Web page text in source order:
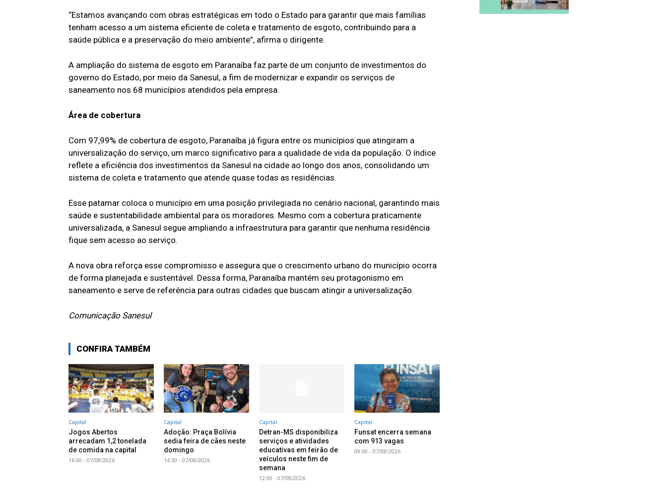
“Estamos avançando com obras estratégicas em todo o Estado para garantir que mais famílias
tenham acesso a um sistema eficiente de coleta e tratamento de esgoto, contribuindo para a
saúde pública e a preservação do meio ambiente”, afirma o dirigente.
A ampliação do sistema de esgoto em Paranaíba faz parte de um conjunto de investimentos do
governo do Estado, por meio da Sanesul, a fim de modernizar e expandir os serviços de
saneamento nos 68 municípios atendidos pela empresa.
Área de cobertura
Com 97,99% de cobertura de esgoto, Paranaíba já figura entre os municípios que atingiram a
universalização do serviço, um marco significativo para a qualidade de vida da população. O índice
reflete a eficiência dos investimentos da Sanesul na cidade ao longo dos anos, consolidando um
sistema de coleta e tratamento que atende quase todas as residências.
Esse patamar coloca o município em uma posição privilegiada no cenário nacional, garantindo mais
saúde e sustentabilidade ambiental para os moradores. Mesmo com a cobertura praticamente
universalizada, a Sanesul segue ampliando a infraestrutura para garantir que nenhuma residência
fique sem acesso ao serviço.
A nova obra reforça esse compromisso e assegura que o crescimento urbano do município ocorra
de forma planejada e sustentável. Dessa forma, Paranaíba mantém seu protagonismo em
saneamento e serve de referência para outras cidades que buscam atingir a universalização.
Comunicação Sanesul
CONFIRA TAMBÉM
Capital
Jogos Abertos
arrecadam 1,2 tonelada
de comida na capital
16:00 - 07/08/2026
Capital
Adoção: Praça Bolívia
sedia feira de cães neste
domingo
14:30 - 07/08/2026
Capital
Detran-MS disponibiliza
serviços e atividades
educativas em feirão de
veículos neste fim de
semana
12:00 - 07/08/2026
Capital
Funsat encerra semana
com 913 vagas
09:00 - 07/08/2026